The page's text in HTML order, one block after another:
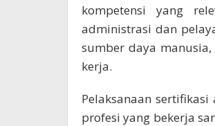
kompetensi yang
administrasi dan
sumber daya
kerja.
Pelaksanaan
profesi yang bekerja